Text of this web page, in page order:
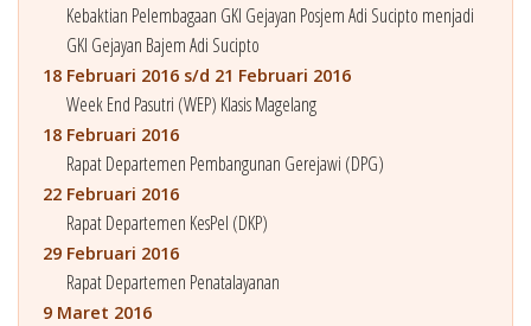
Kebaktian Pelembagaan GKI Gejayan Posjem Adi Sucipto menjadi
GKI Gejayan Bajem Adi Sucipto
18 Februari 2016 s/d 21 Februari 2016
Week End Pasutri (WEP) Klasis Magelang
18 Februari 2016
Rapat Departemen Pembangunan Gerejawi (DPG)
22 Februari 2016
Rapat Departemen KesPel (DKP)
29 Februari 2016
Rapat Departemen Penatalayanan
9 Maret 2016